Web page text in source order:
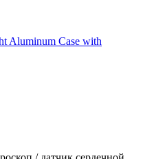
Aluminum Case with